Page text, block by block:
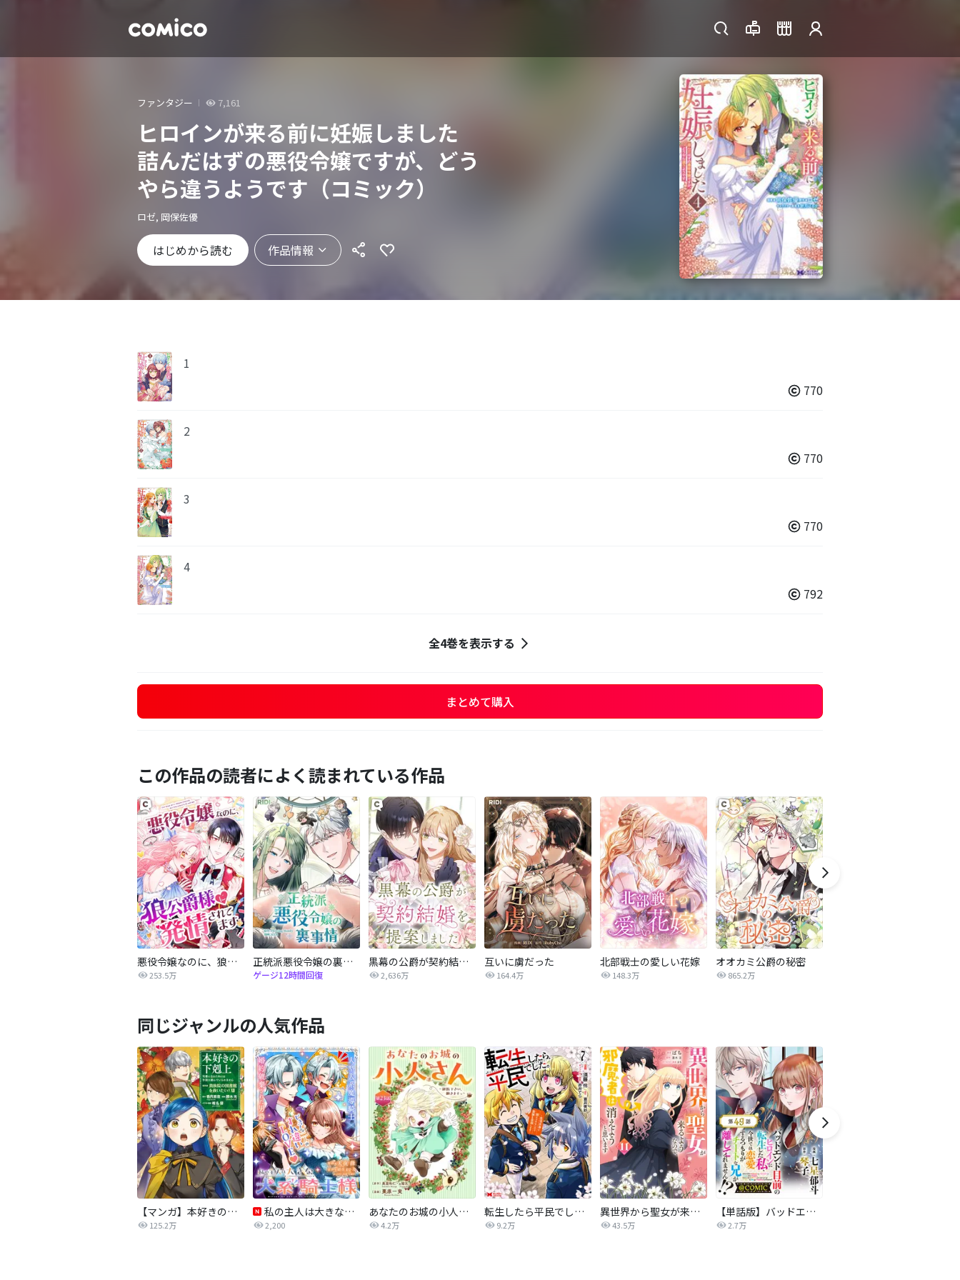
ファンタジー 7,161
ヒロインが来る前に妊娠しました
詰んだはずの悪役令嬢ですが、どう
やら違うようです（コミック）
ロゼ, 岡保佐優
はじめから読む 作品情報
1
770
2
770
3
770
4
792
全4巻を表示する
まとめて購入
この作品の読者によく読まれている作品
悪役令嬢なのに、狼公爵様に発情されてます
253.5万
正統派悪役令嬢の裏事情
ゲージ12時間回復
黒幕の公爵が契約結婚を提案しました
2,636万
互いに虜だった
164.4万
北部戦士の愛しい花嫁
148.3万
オオカミ公爵の秘密
865.2万
同じジャンルの人気作品
【マンガ】本好きの下剋上 第四部
125.2万
私の主人は大きな犬系騎士様
2,200
あなたのお城の小人さん ～御飯下さい、働きますっ～（コミック）【分冊版】
4.2万
転生したら平民でした。～生活水準に耐えられないので貴族を目指します～（コミック）
9.2万
異世界から聖女が来るようなので、邪魔者は消えようと思います【分冊版】
43.5万
【単話版】バッドエンド目前のヒロインに転生した私、今世では恋愛するつもりがチートな兄が離してくれません！？@COMIC
2.7万